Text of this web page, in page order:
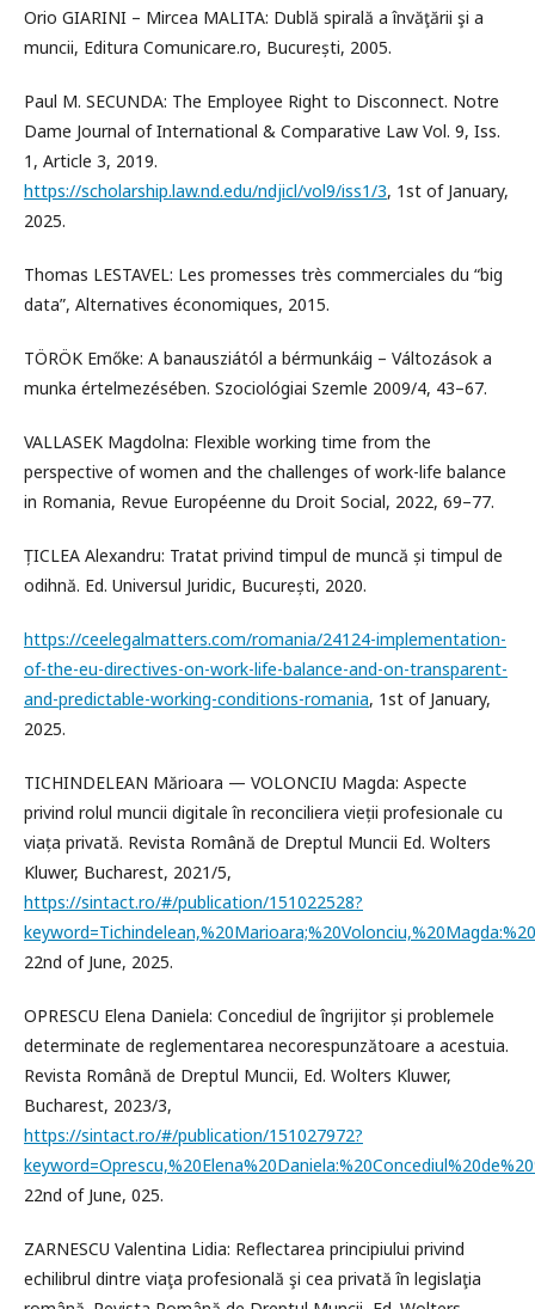
Orio GIARINI – Mircea MALITA: Dublă spirală a învăţării şi a
muncii, Editura Comunicare.ro, București, 2005.
Paul M. SECUNDA: The Employee Right to Disconnect. Notre
Dame Journal of International & Comparative Law Vol. 9, Iss.
1, Article 3, 2019.
https://scholarship.law.nd.edu/ndjicl/vol9/iss1/3, 1st of January,
2025.
Thomas LESTAVEL: Les promesses très commerciales du “big
data”, Alternatives économiques, 2015.
TÖRÖK Emőke: A banausziától a bérmunkáig – Változások a
munka értelmezésében. Szociológiai Szemle 2009/4, 43–67.
VALLASEK Magdolna: Flexible working time from the
perspective of women and the challenges of work-life balance
in Romania, Revue Européenne du Droit Social, 2022, 69–77.
ȚICLEA Alexandru: Tratat privind timpul de muncă și timpul de
odihnă. Ed. Universul Juridic, București, 2020.
https://ceelegalmatters.com/romania/24124-implementation-
of-the-eu-directives-on-work-life-balance-and-on-transparent-
and-predictable-working-conditions-romania, 1st of January,
2025.
TICHINDELEAN Mărioara — VOLONCIU Magda: Aspecte
privind rolul muncii digitale în reconciliera vieții profesionale cu
viața privată. Revista Română de Dreptul Muncii Ed. Wolters
Kluwer, Bucharest, 2021/5,
https://sintact.ro/#/publication/151022528?
22nd of June, 2025.
OPRESCU Elena Daniela: Concediul de îngrijitor și problemele
determinate de reglementarea necorespunzătoare a acestuia.
Revista Română de Dreptul Muncii, Ed. Wolters Kluwer,
Bucharest, 2023/3,
https://sintact.ro/#/publication/151027972?
22nd of June, 025.
ZARNESCU Valentina Lidia: Reflectarea principiului privind
echilibrul dintre viaţa profesională şi cea privată în legislaţia